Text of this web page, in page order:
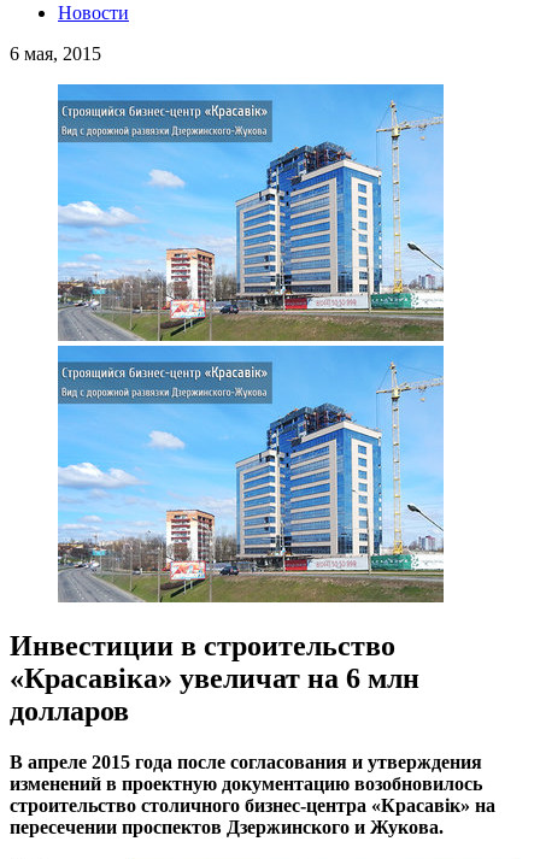
Новости
6 мая, 2015
Инвестиции в строительство
«Красавiка» увеличат на 6 млн
долларов
В апреле 2015 года после согласования и утверждения
изменений в проектную документацию возобновилось
строительство столичного бизнес-центра «Красавiк» на
пересечении проспектов Дзержинского и Жукова.